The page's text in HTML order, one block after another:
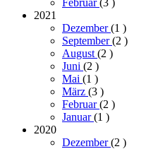
Februar(3 )
2021
Dezember(1 )
September(2 )
August (2 )
Juni (2 )
Mai (1 )
März (3 )
Februar(2 )
Januar(1 )
2020
Dezember(2 )